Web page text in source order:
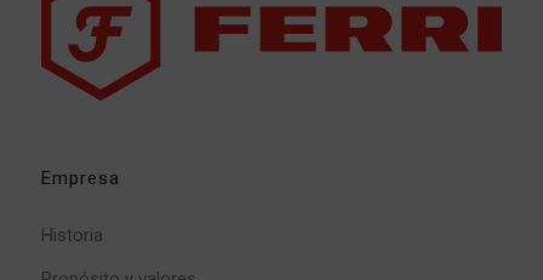
Empresa
Historia